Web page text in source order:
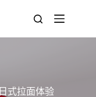
式拉面体验